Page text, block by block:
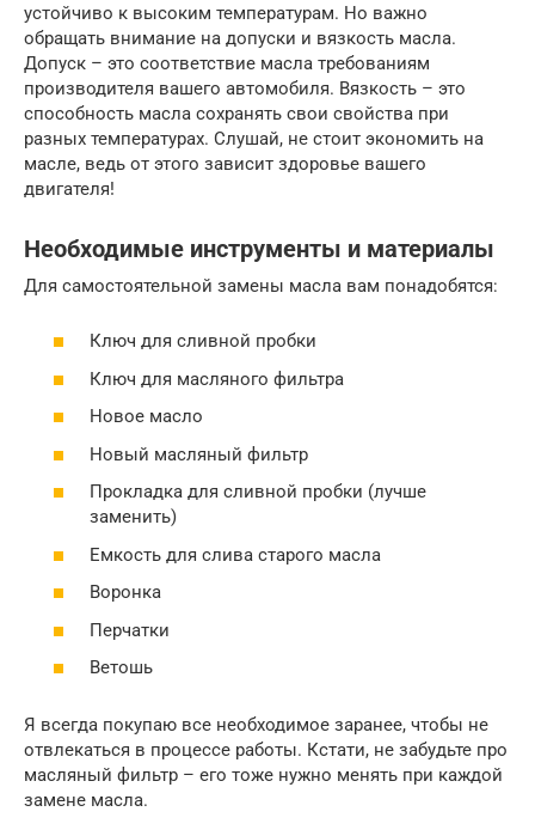
устойчиво к высоким температурам. Но важно
обращать внимание на допуски и вязкость масла.
Допуск – это соответствие масла требованиям
производителя вашего автомобиля. Вязкость – это
способность масла сохранять свои свойства при
разных температурах. Слушай, не стоит экономить на
масле, ведь от этого зависит здоровье вашего
двигателя!
Необходимые инструменты и материалы
Для самостоятельной замены масла вам понадобятся:
Ключ для сливной пробки
Ключ для масляного фильтра
Новое масло
Новый масляный фильтр
Прокладка для сливной пробки (лучше
заменить)
Емкость для слива старого масла
Воронка
Перчатки
Ветошь
Я всегда покупаю все необходимое заранее, чтобы не
отвлекаться в процессе работы. Кстати, не забудьте про
масляный фильтр – его тоже нужно менять при каждой
замене масла.